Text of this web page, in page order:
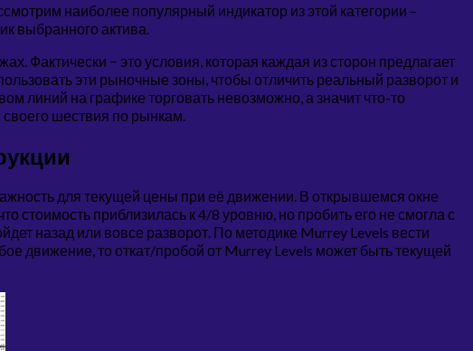
наиболее популярный индикатор из этой категории –
выбранного актива.
Фактически − это условия, которая каждая из сторон предлагает
эти рыночные зоны, чтобы отличить реальный разворот и
линий на графике торговать невозможно, а значит что-то
своего шествия по рынкам.
для текущей цены при её движении. В открывшемся окне
стоимость приблизилась к 4/8 уровню, но пробить его не смогла с
назад или вовсе разворот. По методике Murrey Levels вести
движение, то откат/пробой от Murrey Levels может быть текущей